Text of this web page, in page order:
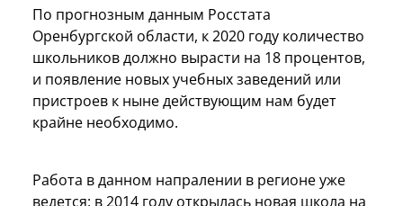
По прогнозным данным Росстата
Оренбургской области, к 2020 году количество
школьников должно вырасти на 18 процентов,
и появление новых учебных заведений или
пристроев к ныне действующим нам будет
крайне необходимо.
Работа в данном напралении в регионе уже
ведется: в 2014 году открылась новая школа на